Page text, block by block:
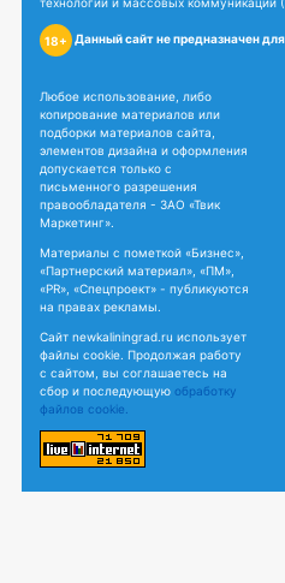
18+ Данный сайт не предназначен
Любое использование, либо
копирование материалов или
подборки материалов сайта,
элементов дизайна и оформления
допускается только с
письменного разрешения
правообладателя - ЗАО «Твик
Маркетинг».
Материалы с пометкой «Бизнес»,
«Партнерский материал», «ПМ»,
«PR», «Спецпроект» - публикуются
на правах рекламы.
Сайт newkaliningrad.ru использует
файлы cookie. Продолжая работу
с сайтом, вы соглашаетесь на
сбор и последующую обработку
файлов cookie.